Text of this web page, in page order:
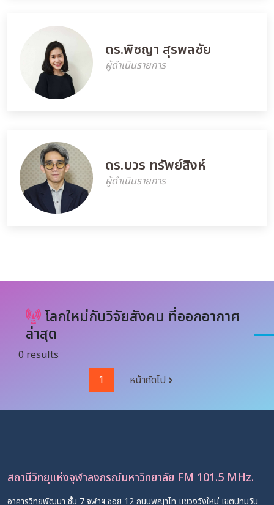
ดร.พิชญา สุรพลชัย
ผู้ดำเนินรายการ
ดร.บวร ทรัพย์สิงห์
ผู้ดำเนินรายการ
โลกใหม่กับวิจัยสังคม ที่ออกอากาศ
ล่าสุด
0 results
1
หน้าถัดไป
สถานีวิทยุแห่งจุฬาลงกรณ์มหาวิทยาลัย FM 101.5 MHz.
อาคารวิทยพัฒนา ชั้น 7 จุฬาฯ ซอย 12 ถนนพญาไท แขวงวังใหม่ เขตปทุมวัน